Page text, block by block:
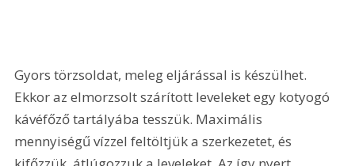
Gyors törzsoldat, meleg eljárással is készülhet.
Ekkor az elmorzsolt szárított leveleket egy kotyogó
kávéfőző tartályába tesszük. Maximális
mennyiségű vízzel feltöltjük a szerkezetet, és